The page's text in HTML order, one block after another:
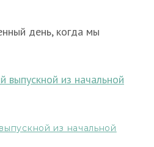
день, когда мы
из начальной